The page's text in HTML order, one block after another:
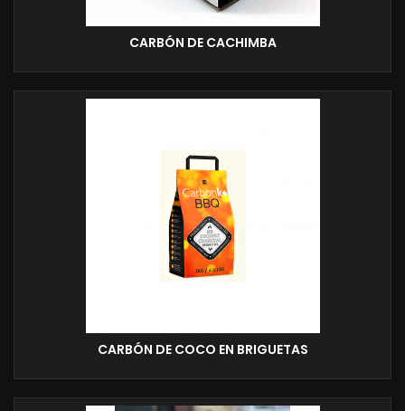
CARBÓN DE CACHIMBA
CARBÓN DE COCO EN BRIGUETAS